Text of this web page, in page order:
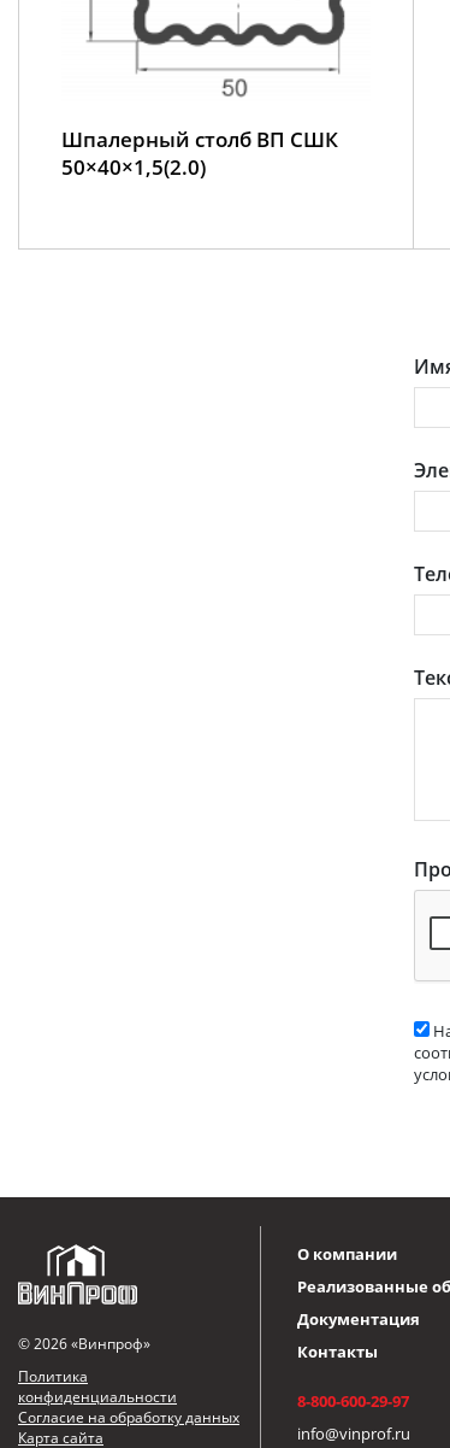
Шпалерный столб ВП СШК
50×40×1,5(2.0)
© 2026 «Винпроф»
Политика
конфиденциальности
Согласие на обработку данных
Карта сайта
О компании
Реализованные
Документация
Контакты
8-800-600-29-97
info@vinprof.ru